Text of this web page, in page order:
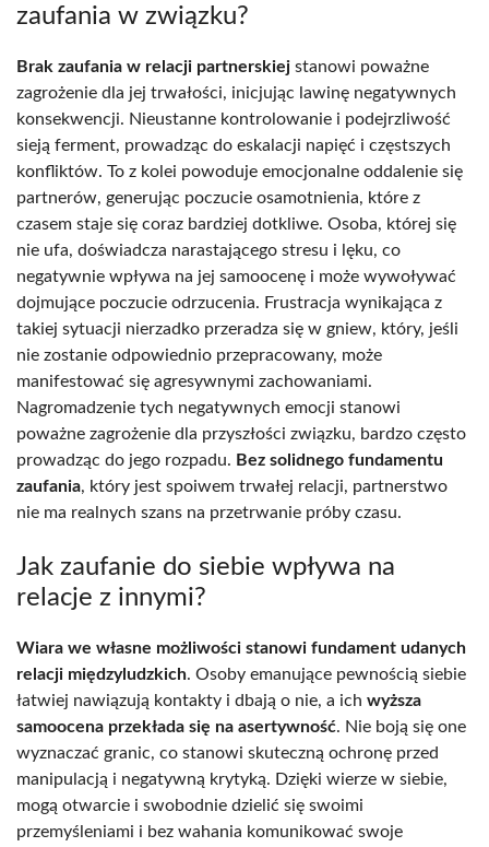
zaufania w związku?
Brak zaufania w relacji partnerskiej stanowi poważne
zagrożenie dla jej trwałości, inicjując lawinę negatywnych
konsekwencji. Nieustanne kontrolowanie i podejrzliwość
sieją ferment, prowadząc do eskalacji napięć i częstszych
konfliktów. To z kolei powoduje emocjonalne oddalenie się
partnerów, generując poczucie osamotnienia, które z
czasem staje się coraz bardziej dotkliwe. Osoba, której się
nie ufa, doświadcza narastającego stresu i lęku, co
negatywnie wpływa na jej samoocenę i może wywoływać
dojmujące poczucie odrzucenia. Frustracja wynikająca z
takiej sytuacji nierzadko przeradza się w gniew, który, jeśli
nie zostanie odpowiednio przepracowany, może
manifestować się agresywnymi zachowaniami.
Nagromadzenie tych negatywnych emocji stanowi
poważne zagrożenie dla przyszłości związku, bardzo często
prowadząc do jego rozpadu. Bez solidnego fundamentu
zaufania, który jest spoiwem trwałej relacji, partnerstwo
nie ma realnych szans na przetrwanie próby czasu.
Jak zaufanie do siebie wpływa na
relacje z innymi?
Wiara we własne możliwości stanowi fundament udanych
relacji międzyludzkich. Osoby emanujące pewnością siebie
łatwiej nawiązują kontakty i dbają o nie, a ich wyższa
samoocena przekłada się na asertywność. Nie boją się one
wyznaczać granic, co stanowi skuteczną ochronę przed
manipulacją i negatywną krytyką. Dzięki wierze w siebie,
mogą otwarcie i swobodnie dzielić się swoimi
przemyśleniami i bez wahania komunikować swoje